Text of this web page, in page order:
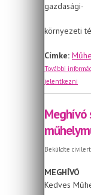
gazdasági-
környezeti
Címke:
További
jelentkezni
Meghívó
Beküldte
MEGHÍVÓ
Kedves